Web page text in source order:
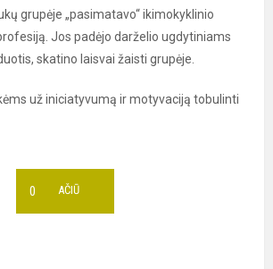
grupėje „pasimatavo“ ikimokyklinio
Jos padėjo darželio ugdytiniams
skatino laisvai žaisti grupėje.
už iniciatyvumą ir motyvaciją tobulinti
AČIŪ
0